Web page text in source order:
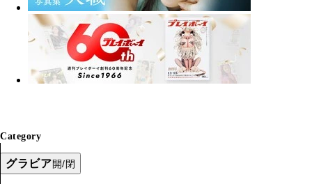
Category
グラビア開/閉